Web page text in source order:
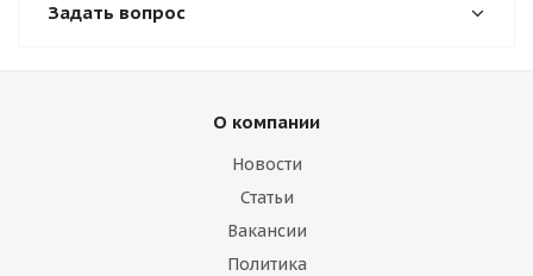
Задать вопрос
О компании
Новости
Статьи
Вакансии
Политика